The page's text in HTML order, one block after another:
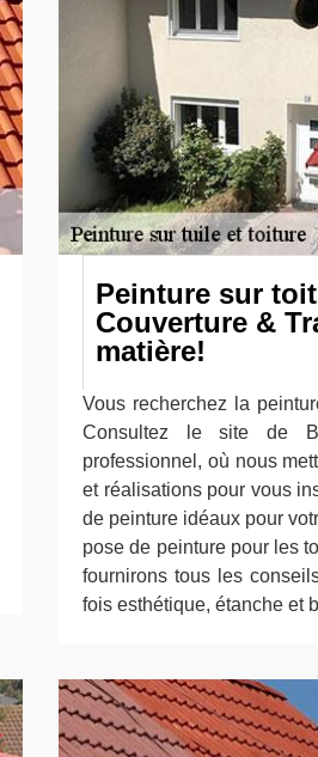
Peinture sur
Couverture &
matière!
Vous recherchez la
Consultez le site de
professionnel, où nous
et réalisations pour vous
de peinture idéaux pour
pose de peinture pour les
fournirons tous les
fois esthétique, étanche et